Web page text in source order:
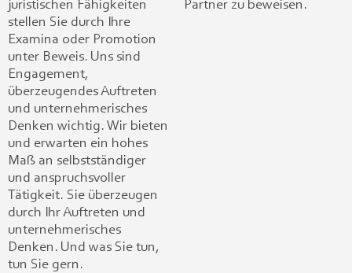
juristischen Fähigkeiten
stellen Sie durch Ihre
Examina oder Promotion
unter Beweis. Uns sind
Engagement,
überzeugendes Auftreten
und unternehmerisches
Denken wichtig. Wir bieten
und erwarten ein hohes
Maß an selbstständiger
und anspruchsvoller
Tätigkeit. Sie überzeugen
durch Ihr Auftreten und
unternehmerisches
Denken. Und was Sie tun,
tun Sie gern.
Partner zu beweisen.